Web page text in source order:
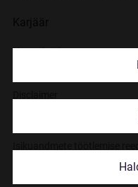
Kontaktid